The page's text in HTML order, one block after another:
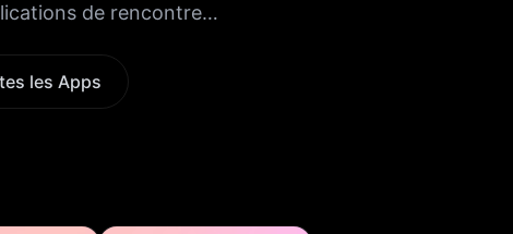
de rencontre
scientifiquement
scores de compatibilité basés
de votre relation, surmontez les
les Apps